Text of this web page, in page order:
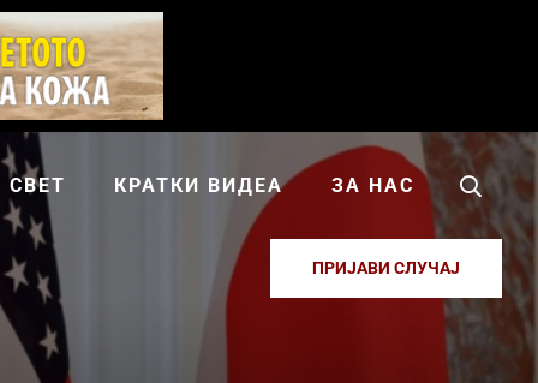
СВЕТ КРАТКИ ВИДЕА ЗА НАС
ПРИЈАВИ СЛУЧАЈ